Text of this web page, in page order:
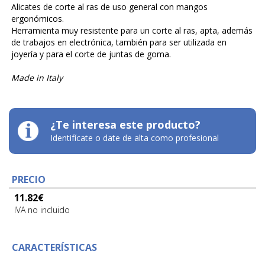
Alicates de corte al ras de uso general con mangos
ergonómicos.
Herramienta muy resistente para un corte al ras, apta, además
de trabajos en electrónica, también para ser utilizada en
joyería y para el corte de juntas de goma.
Made in Italy
¿Te interesa este producto?
Identifícate o date de alta como profesional
PRECIO
11.82€
IVA no incluido
CARACTERÍSTICAS